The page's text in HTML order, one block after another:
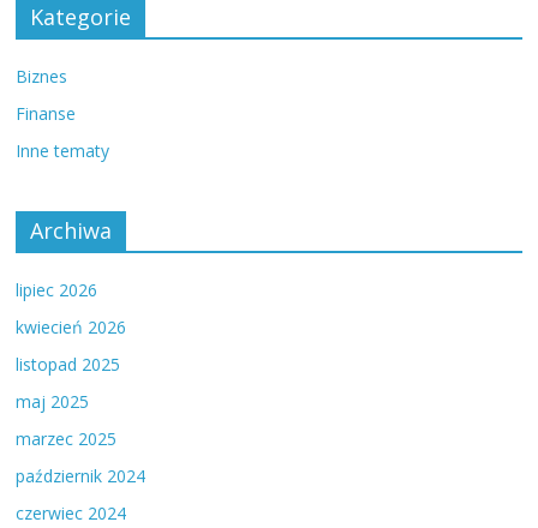
Kategorie
Biznes
Finanse
Inne tematy
Archiwa
lipiec 2026
kwiecień 2026
listopad 2025
maj 2025
marzec 2025
październik 2024
czerwiec 2024